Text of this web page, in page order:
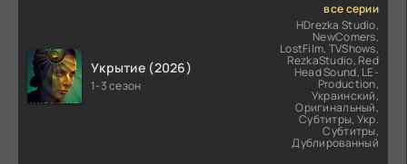
Укрытие (2026)
1-3 сезон
все серии
HDrezka Studio,
NewComers,
LostFilm, TVShows,
RezkaStudio, Red
Head Sound, LE-
Production,
Украинский,
Оригинальный,
Субтитры, Укр.
Субтитры,
Дублированный